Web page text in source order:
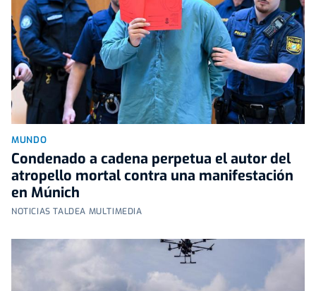
MUNDO
Condenado a cadena perpetua el autor del
atropello mortal contra una manifestación
en Múnich
NOTICIAS TALDEA MULTIMEDIA